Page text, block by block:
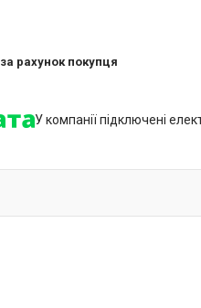
за рахунок покупця
У компанії підключені